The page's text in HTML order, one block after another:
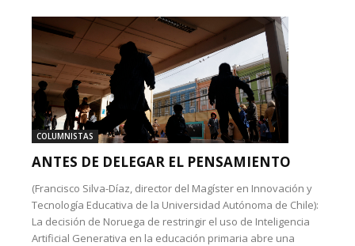
COLUMNISTAS
ANTES DE DELEGAR EL PENSAMIENTO
(Francisco Silva-Díaz, director del Magíster en Innovación y
Tecnología Educativa de la Universidad Autónoma de Chile):
La decisión de Noruega de restringir el uso de Inteligencia
Artificial Generativa en la educación primaria abre una